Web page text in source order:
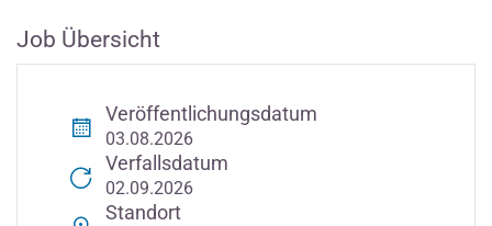
Job Übersicht
Veröffentlichungsdatum
03.08.2026
Verfallsdatum
02.09.2026
Standort